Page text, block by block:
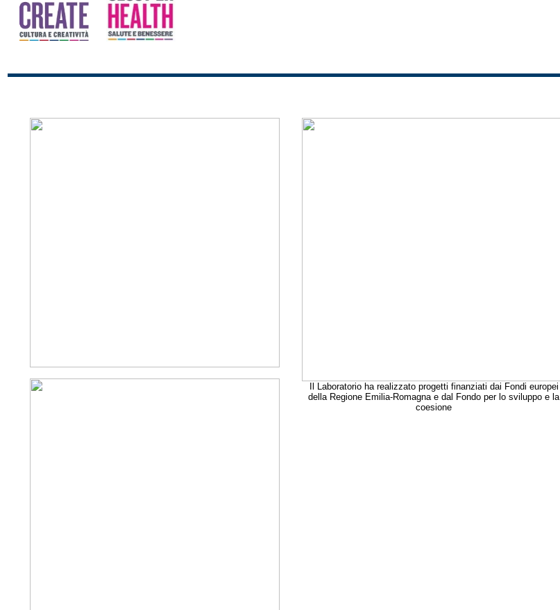
Il Laboratorio ha realizzato progetti finanziati dai Fondi europei
della Regione Emilia-Romagna e dal Fondo per lo sviluppo e la
coesione